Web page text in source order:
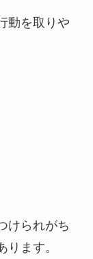
動を取りや
けられがち
ます。